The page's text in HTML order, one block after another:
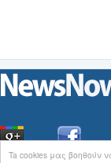
Ta cookies μας βοηθούν